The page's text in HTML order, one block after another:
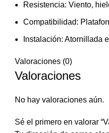
Resistencia: Viento,
Compatibilidad:
Instalación: Atornillada
Valoraciones (0)
Valoraciones
No hay valoraciones aún.
Sé el primero en valorar